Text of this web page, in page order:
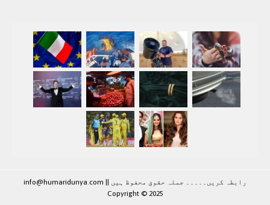
رابطہ کريں۔۔۔۔۔ جملہ حقوق محفوظ ہيں | info@humaridunya.com
Copyright © 2025